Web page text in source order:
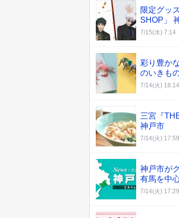
限定グッ
SHOP」
7/15(水) 7:14
彩り豊か
のいきも
7/14(火) 18:14
三宮『
神戸市
7/14(火) 17:59
神戸市が
有馬を中
7/14(火) 17:29